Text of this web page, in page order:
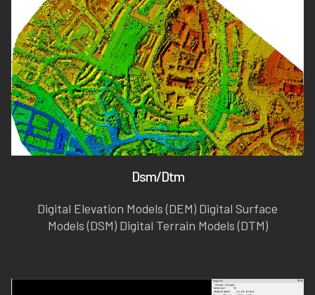
Dsm/Dtm
Digital Elevation Models (DEM) Digital Surface
Models (DSM) Digital Terrain Models (DTM)